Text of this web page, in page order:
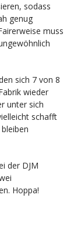
sodass
genug
muss
sich 7 von 8
wieder
unter sich
schafft
der DJM
Hoppa!